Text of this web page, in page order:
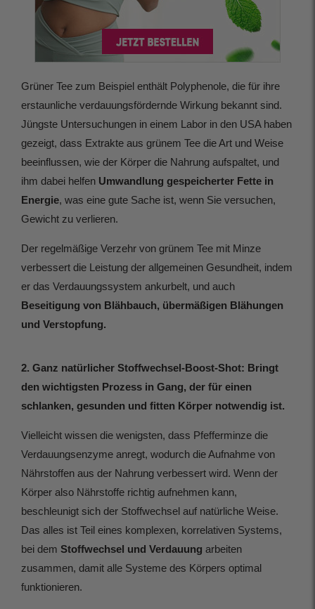
Grüner Tee zum Beispiel enthält Polyphenole, die für ihre
erstaunliche verdauungsfördernde Wirkung bekannt sind.
Jüngste Untersuchungen in einem Labor in den USA haben
gezeigt, dass Extrakte aus grünem Tee die Art und Weise
beeinflussen, wie der Körper die Nahrung aufspaltet, und
ihm dabei helfen Umwandlung gespeicherter Fette in
Energie, was eine gute Sache ist, wenn Sie versuchen,
Gewicht zu verlieren.
Der regelmäßige Verzehr von grünem Tee mit Minze
verbessert die Leistung der allgemeinen Gesundheit, indem
er das Verdauungssystem ankurbelt, und auch
Beseitigung von Blähbauch, übermäßigen Blähungen
und Verstopfung.
2. Ganz natürlicher Stoffwechsel-Boost-Shot: Bringt
den wichtigsten Prozess in Gang, der für einen
schlanken, gesunden und fitten Körper notwendig ist.
Vielleicht wissen die wenigsten, dass Pfefferminze die
Verdauungsenzyme anregt, wodurch die Aufnahme von
Nährstoffen aus der Nahrung verbessert wird. Wenn der
Körper also Nährstoffe richtig aufnehmen kann,
beschleunigt sich der Stoffwechsel auf natürliche Weise.
Das alles ist Teil eines komplexen, korrelativen Systems,
bei dem Stoffwechsel und Verdauung arbeiten
zusammen, damit alle Systeme des Körpers optimal
funktionieren.